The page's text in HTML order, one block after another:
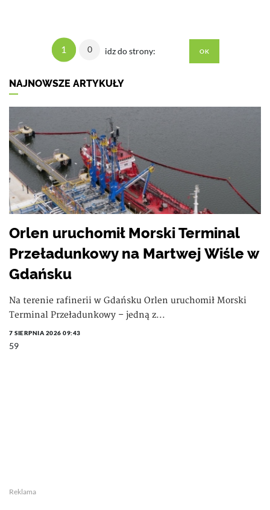
1 0 idz do strony:
NAJNOWSZE ARTYKUŁY
Orlen uruchomił Morski Terminal
Przeładunkowy na Martwej Wiśle w
Gdańsku
Na terenie rafinerii w Gdańsku Orlen uruchomił Morski
Terminal Przeładunkowy – jedną z...
7 SIERPNIA 2026 09:43
59
Reklama